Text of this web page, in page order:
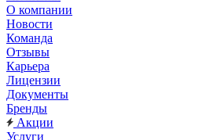
О компании
Новости
Команда
Отзывы
Карьера
Лицензии
Документы
Бренды
Акции
Услуги